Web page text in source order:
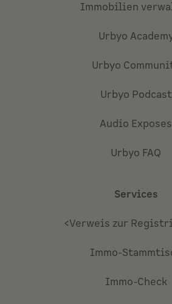
Immobilien
Urbyo
Urbyo
Urbyo Podcast
Audio Exposes
Urbyo FAQ
Services
<Verweis zur
Immo-
Immo-Check